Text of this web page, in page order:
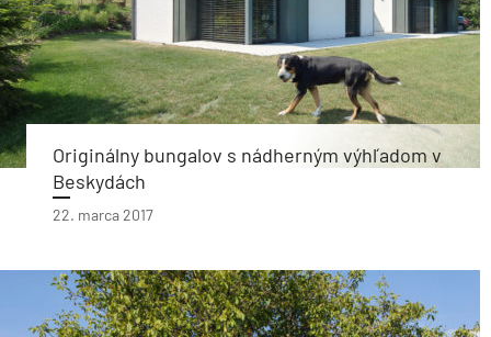
Originálny bungalov s nádherným výhľadom v
Beskydách
22. marca 2017